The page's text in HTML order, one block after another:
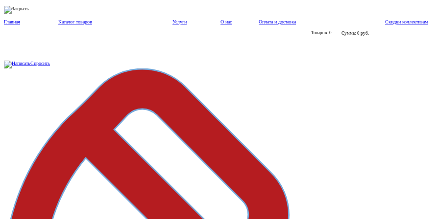
Главная Каталог товаров Услуги О нас Оплата и доставка Скидки коллективам
Товаров: 0 Сумма: 0 руб.
Спросить